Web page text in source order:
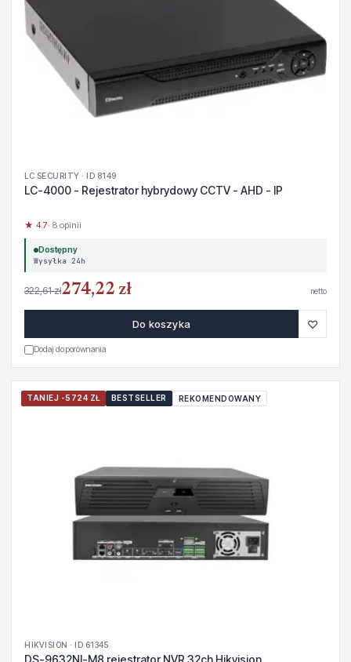
LC SECURITY · ID 8149
LC-4000 - Rejestrator hybrydowy CCTV - AHD - IP
★ 4.7· 8 opinii
Dostępny
Wysyłka 24h
322,61 zł274,22 zł netto
Do koszyka ♡
Dodaj do porównania
TANIEJ -5724 ZŁ BESTSELLER REKOMENDOWANY
HIKVISION · ID 61345
DS-9632NI-M8 rejestrator NVR 32ch Hikvision